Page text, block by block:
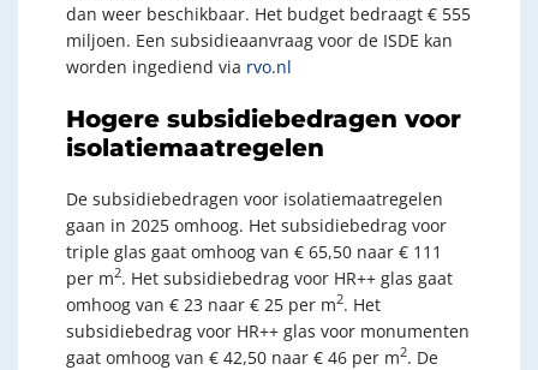
dan weer beschikbaar. Het budget bedraagt € 555
miljoen. Een subsidieaanvraag voor de ISDE kan
worden ingediend via rvo.nl
Hogere subsidiebedragen voor
isolatiemaatregelen
De subsidiebedragen voor isolatiemaatregelen
gaan in 2025 omhoog. Het subsidiebedrag voor
triple glas gaat omhoog van € 65,50 naar € 111
per m2. Het subsidiebedrag voor HR++ glas gaat
omhoog van € 23 naar € 25 per m2. Het
subsidiebedrag voor HR++ glas voor monumenten
gaat omhoog van € 42,50 naar € 46 per m2. De